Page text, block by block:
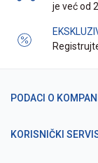
je već od
PODACI O
KORISNIČKI